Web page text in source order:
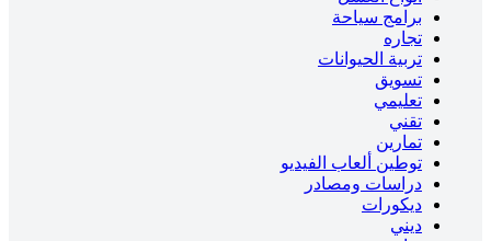
برامج سياحة
تجاره
تربية الحيوانات
تسويق
تعليمي
تقني
تمارين
توطين ألعاب الفيديو
دراسات ومصادر
ديكورات
ديني